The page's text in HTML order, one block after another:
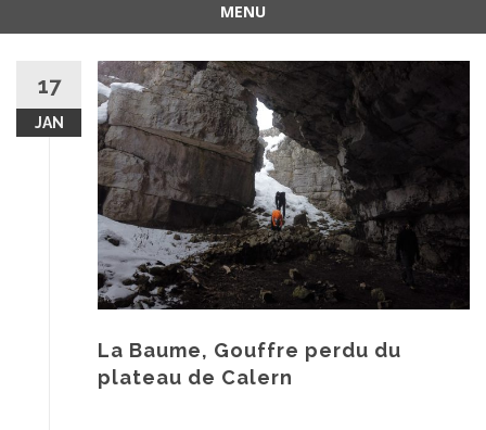
MENU
contenu
17
JAN
La Baume, Gouffre perdu du
plateau de Calern